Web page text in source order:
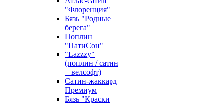
"Флоренция"
Бязь "Родные
берега"
Поплин
"ПатиСон"
"Lazzzy"
(поплин / сатин
+ велсофт)
Сатин-жаккард
Премиум
Бязь "Краски